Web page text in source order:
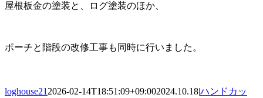
屋根板金の塗装と、ログ塗装のほか、
ポーチと階段の改修工事も同時に行いました。
loghouse21 2026-02-14T18:51:09+09:002024.10.18|ハンドカッ